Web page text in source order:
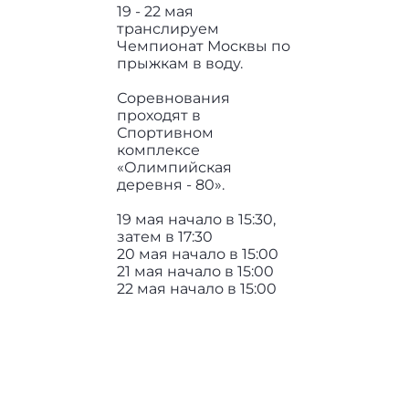
19 - 22 мая
транслируем
Чемпионат Москвы по
прыжкам в воду.
Соревнования
проходят в
Спортивном
комплексе
«Олимпийская
деревня - 80».
19 мая начало в 15:30,
затем в 17:30
20 мая начало в 15:00
21 мая начало в 15:00
22 мая начало в 15:00